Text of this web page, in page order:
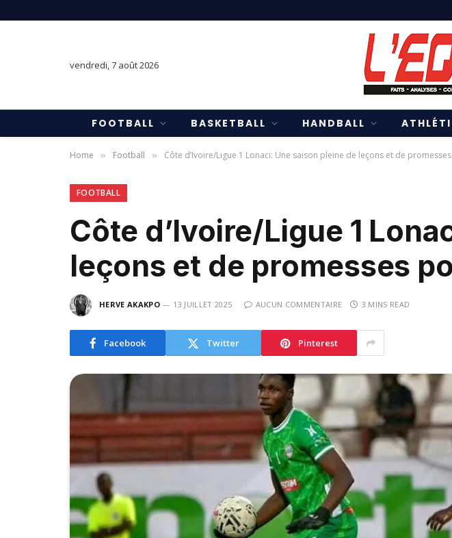
vendredi, 7 août 2026
FOOTBALL BASKETBALL HANDBALL
Home » Football » Côte d’Ivoire/Ligue 1 Lonaci: Une saison pleine de leçons et de
FOOTBALL
Côte d’Ivoire/Ligue 1
leçons et de promesses
HERVE AKAKPO 13 JUILLET 2025 AUCUN COMMENTAIRE 3 MINS READ
Facebook Twitter Pinterest